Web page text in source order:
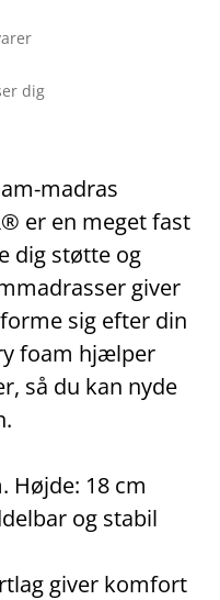
dig
er en meget fast
dig støtte og
giver
sig efter din
foam hjælper
så du kan nyde
Højde: 18 cm
og stabil
giver komfort